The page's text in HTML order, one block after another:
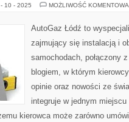
10 - 2025 MOŻLIWOŚĆ
AutoGaz Łódź to
zajmujący się instalacją i
samochodach, połączony
blogiem, w którym
opinie oraz nowości ze
integruje w jednym miejscu
kierowca może zarówno